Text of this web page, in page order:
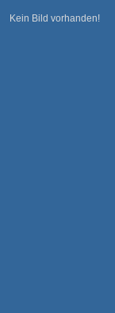
Kein Bild vorhanden!